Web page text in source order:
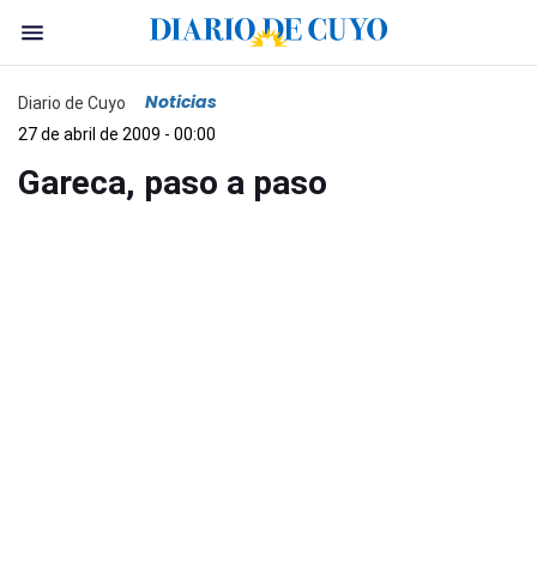
Diario de Cuyo Noticias
27 de abril de 2009 - 00:00
Gareca, paso a paso